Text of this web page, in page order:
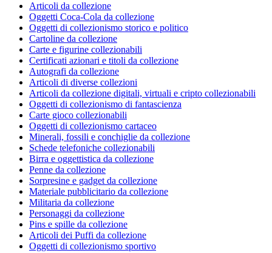
Articoli da collezione
Oggetti Coca-Cola da collezione
Oggetti di collezionismo storico e politico
Cartoline da collezione
Carte e figurine collezionabili
Certificati azionari e titoli da collezione
Autografi da collezione
Articoli di diverse collezioni
Articoli da collezione digitali, virtuali e cripto collezionabili
Oggetti di collezionismo di fantascienza
Carte gioco collezionabili
Oggetti di collezionismo cartaceo
Minerali, fossili e conchiglie da collezione
Schede telefoniche collezionabili
Birra e oggettistica da collezione
Penne da collezione
Sorpresine e gadget da collezione
Materiale pubblicitario da collezione
Militaria da collezione
Personaggi da collezione
Pins e spille da collezione
Articoli dei Puffi da collezione
Oggetti di collezionismo sportivo